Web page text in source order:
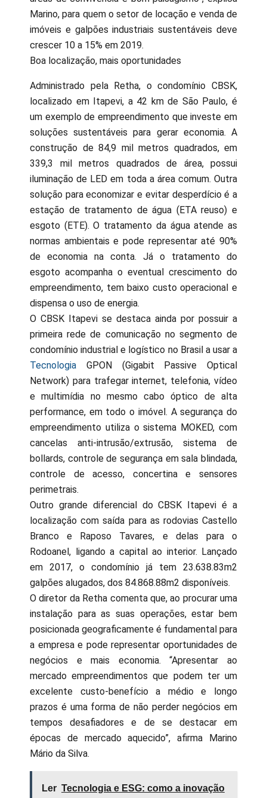
Marino, para quem o setor de locação e venda de
imóveis e galpões industriais sustentáveis deve
crescer 10 a 15% em 2019.
Boa localização, mais oportunidades
Administrado pela Retha, o condomínio CBSK,
localizado em Itapevi, a 42 km de São Paulo, é
um exemplo de empreendimento que investe em
soluções sustentáveis para gerar economia. A
construção de 84,9 mil metros quadrados, em
339,3 mil metros quadrados de área, possui
iluminação de LED em toda a área comum. Outra
solução para economizar e evitar desperdício é a
estação de tratamento de água (ETA reuso) e
esgoto (ETE). O tratamento da água atende as
normas ambientais e pode representar até 90%
de economia na conta. Já o tratamento do
esgoto acompanha o eventual crescimento do
empreendimento, tem baixo custo operacional e
dispensa o uso de energia.
O CBSK Itapevi se destaca ainda por possuir a
primeira rede de comunicação no segmento de
condomínio industrial e logístico no Brasil a usar a
Tecnologia GPON (Gigabit Passive Optical
Network) para trafegar internet, telefonia, vídeo
e multimídia no mesmo cabo óptico de alta
performance, em todo o imóvel. A segurança do
empreendimento utiliza o sistema MOKED, com
cancelas anti-intrusão/extrusão, sistema de
bollards, controle de segurança em sala blindada,
controle de acesso, concertina e sensores
perimetrais.
Outro grande diferencial do CBSK Itapevi é a
localização com saída para as rodovias Castello
Branco e Raposo Tavares, e delas para o
Rodoanel, ligando a capital ao interior. Lançado
em 2017, o condomínio já tem 23.638.83m2
galpões alugados, dos 84.868.88m2 disponíveis.
O diretor da Retha comenta que, ao procurar uma
instalação para as suas operações, estar bem
posicionada geograficamente é fundamental para
a empresa e pode representar oportunidades de
negócios e mais economia. “Apresentar ao
mercado empreendimentos que podem ter um
excelente custo-benefício a médio e longo
prazos é uma forma de não perder negócios em
tempos desafiadores e de se destacar em
épocas de mercado aquecido”, afirma Marino
Mário da Silva.
Ler Tecnologia e ESG: como a inovação